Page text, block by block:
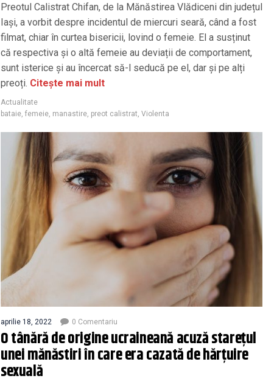
Preotul Calistrat Chifan, de la Mănăstirea Vlădiceni din județul
Iași, a vorbit despre incidentul de miercuri seară, când a fost
filmat, chiar în curtea bisericii, lovind o femeie. El a susținut
că respectiva și o altă femeie au deviații de comportament,
sunt isterice și au încercat să-l seducă pe el, dar și pe alți
preoți. Citește mai mult
Actualitate
bataie femeie manastire preot calistrat Violenta
aprilie 18, 2022 0 Comentariu
O tânără de origine ucraineană acuză starețul
unei mănăstiri în care era cazată de hărțuire
sexuală